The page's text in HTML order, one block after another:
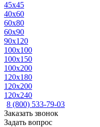
45x45
40x60
60x80
60x90
90x120
100x100
100x150
100x200
120x180
120x200
120x240
8 (800) 533-79-03
Заказать звонок
Задать вопрос